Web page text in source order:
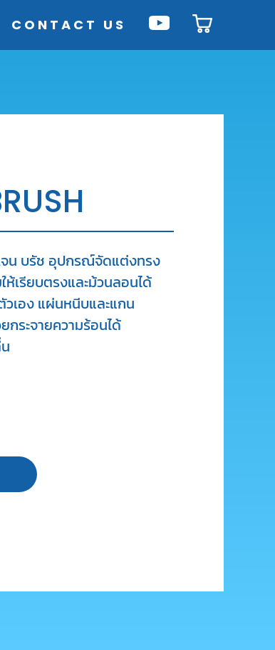
CONTACT US
จน บรัช อุปกรณ์จัดแต่งทรง
เรียบตรงและม้วนลอนได้
เอง แผ่นหนีบและแกน
กระจายความร้อนได้